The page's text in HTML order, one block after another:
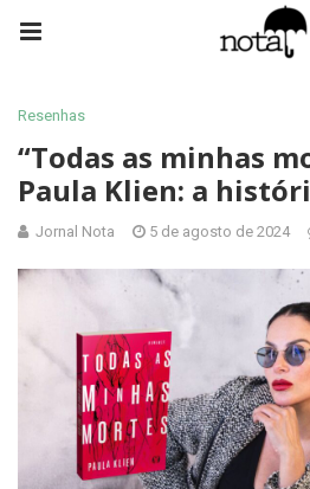
Resenhas
“Todas as minhas
Paula Klien: a
Jornal Nota 5 de agosto de 2024